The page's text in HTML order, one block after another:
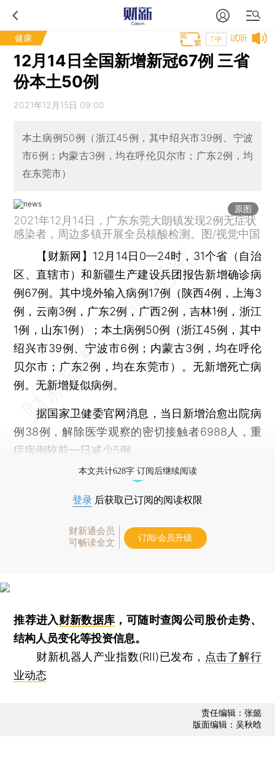
健康 试听
T中
12月14日全国新增新冠67例 三省
份本土50例
2021年12月15日 09:00
本土病例50例（浙江45例，其中绍兴市39例、宁波
市6例；内蒙古3例，均在呼伦贝尔市；广东2例，均
在东莞市）
原图
2021年12月14日，广东东莞大朗镇发现2例无症状
感染者，周边多镇开展全员核酸检测。图/视觉中国
【财新网】 12月14日0—24时，31个省（自治
区、直辖市）和新疆生产建设兵团报告新增确诊病
例67例。其中境外输入病例17例（陕西4例，上海3
例，云南3例，广东2例，广西2例，吉林1例，浙江
1例，山东1例）；本土病例50例（浙江45例，其中
绍兴市39例、宁波市6例；内蒙古3例，均在呼伦
贝尔市；广东2例，均在东莞市）。无新增死亡病
例。无新增疑似病例。
据国家卫健委官网消息，当日新增治愈出院病
例38例，解除医学观察的密切接触者6988人，重
症病例较前一日减少5例。
本文共计628字 订阅后继续阅读
登录 后获取已订阅的阅读权限
财新通会员
可畅读全文
订阅/会员升级
推荐进入财新数据库 ，可随时查阅公司股价走势、
结构人员变化等投资信息。
财新机器人产业指数(RII)已发布， 点击了解行
业动态
责任编辑：张懿
版面编辑：吴秋晗